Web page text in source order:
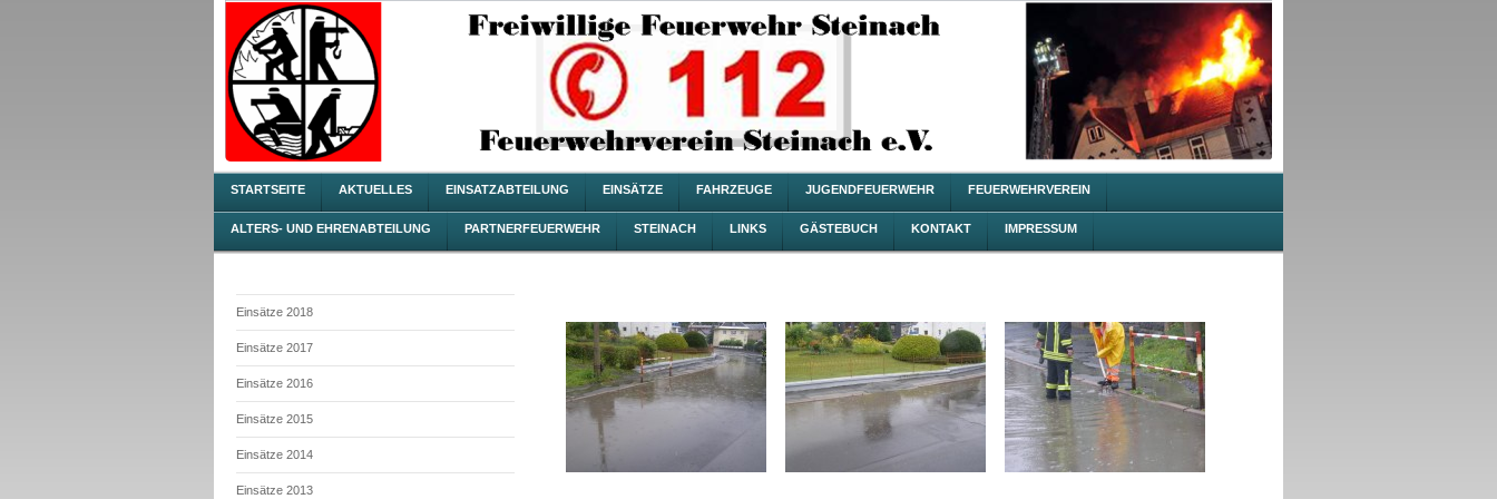
STARTSEITE AKTUELLES EINSATZABTEILUNG EINSÄTZE FAHRZEUGE JUGENDFEUERWEHR FEUERWEHRVEREIN
ALTERS- UND EHRENABTEILUNG PARTNERFEUERWEHR STEINACH LINKS GÄSTEBUCH KONTAKT IMPRESSUM
Einsätze 2018
Einsätze 2017
Einsätze 2016
Einsätze 2015
Einsätze 2014
Einsätze 2013